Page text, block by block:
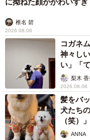
に拗ねた顔がかわいすぎ
椎名 碧
2026.08.06
コガネ
神々し
い」「
梨木 香
2026.08.06
髪をバ
犬たち
（笑）
ANNA